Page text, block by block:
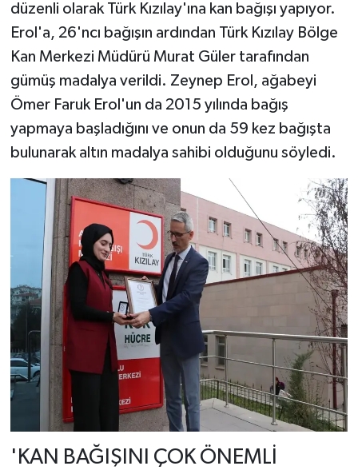
düzenli olarak Türk Kızılay'ına kan bağışı yapıyor.
Erol'a, 26'ncı bağışın ardından Türk Kızılay Bölge
Kan Merkezi Müdürü Murat Güler tarafından
gümüş madalya verildi. Zeynep Erol, ağabeyi
Ömer Faruk Erol'un da 2015 yılında bağış
yapmaya başladığını ve onun da 59 kez bağışta
bulunarak altın madalya sahibi olduğunu söyledi.
'KAN BAĞIŞINI ÇOK ÖNEMLİ